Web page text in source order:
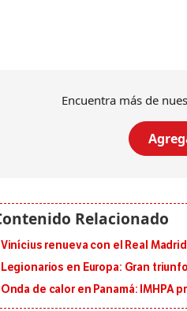
Encuentra más de
Vinícius renueva con el Real
Legionarios en Europa: Gran
Onda de calor en Panamá: IMHPA